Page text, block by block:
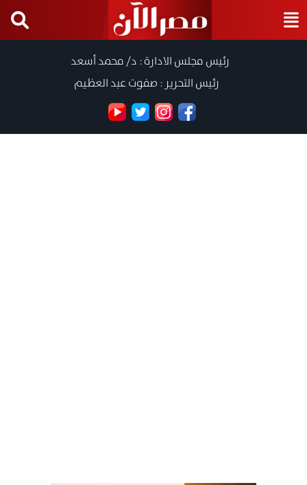
رئيس مجلس الادارة : د/ محمد أسعد
رئيس التحرير : صفوت عبد العظيم